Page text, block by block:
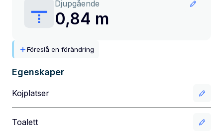
Djupgående
0,84 m
Föreslå en förändring
Egenskaper
Kojplatser
Toalett